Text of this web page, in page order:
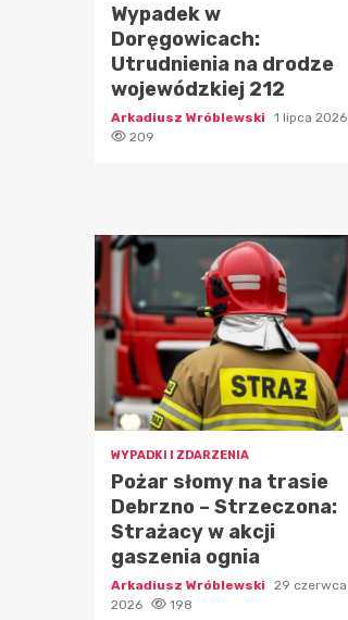
Wypadek w
Doręgowicach:
Utrudnienia na drodze
wojewódzkiej 212
Arkadiusz Wróblewski
1 lipca 2026
209
WYPADKI I ZDARZENIA
Pożar słomy na trasie
Debrzno – Strzeczona:
Strażacy w akcji
gaszenia ognia
Arkadiusz Wróblewski
29 czerwca
2026
198